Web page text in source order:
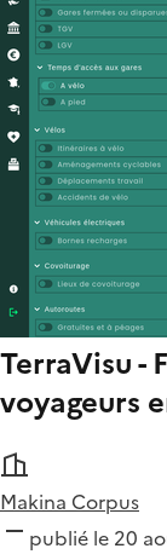
TerraVisu -
voyageurs
Makina Corpus
publié le 20